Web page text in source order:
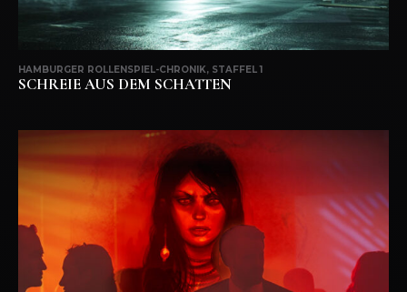
HAMBURGER ROLLENSPIEL-CHRONIK, STAFFEL 1
SCHREIE AUS DEM SCHATTEN